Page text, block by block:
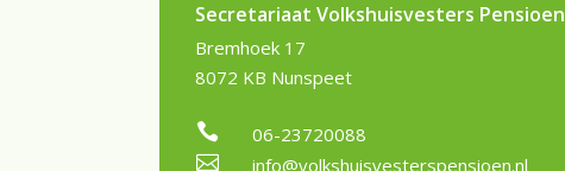
Secretariaat Volkshuisvesters Pensioen
Bremhoek 17
8072 KB Nunspeet
 06-23720088
 info@volkshuisvesterspensioen.nl